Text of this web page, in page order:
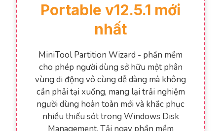
Portable v12.5.1 mới
nhất
MiniTool Partition Wizard - phần mềm
cho phép người dùng sở hữu một phân
vùng di động vô cùng dễ dàng mà không
cần phải tại xuống, mang lại trải nghiệm
người dùng hoàn toàn mới và khắc phục
nhiều thiếu sót trong Windows Disk
Management. Tải ngay phần mềm